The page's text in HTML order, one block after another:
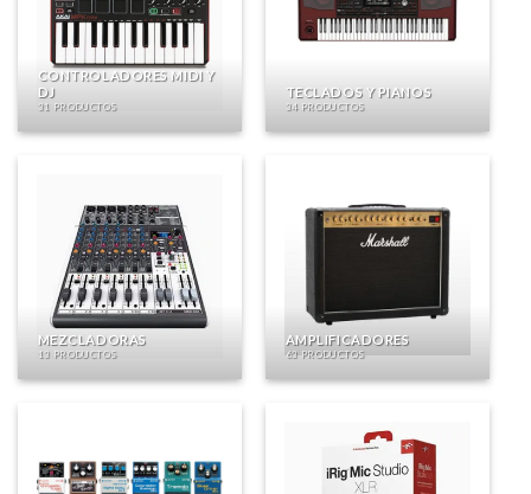
CONTROLADORES MIDI Y
DJ
31 PRODUCTOS
TECLADOS Y PIANOS
34 PRODUCTOS
MEZCLADORAS
13 PRODUCTOS
AMPLIFICADORES
63 PRODUCTOS